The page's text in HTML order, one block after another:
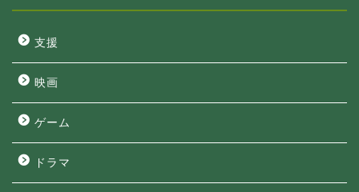
支援
映画
ゲーム
ドラマ